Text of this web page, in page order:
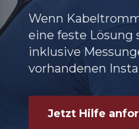
Wenn
eine feste
inklusive
vorhandenen
Jetzt Hilfe